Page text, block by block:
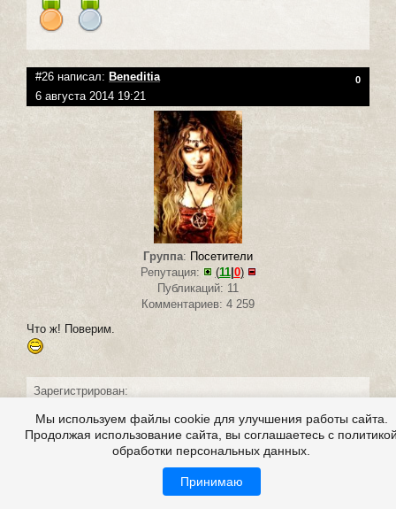
#26 написал: Beneditia 0
6 августа 2014 19:21
Группа: Посетители
Репутация:
(11| 0)
Публикаций: 11
Комментариев: 4 259
Что ж! Поверим.
Зарегистрирован:
Соня Пале
Мы используем файлы cookie для улучшения работы сайта.
Продолжая использование сайта, вы соглашаетесь с
обработки персональных данных.
Принимаю